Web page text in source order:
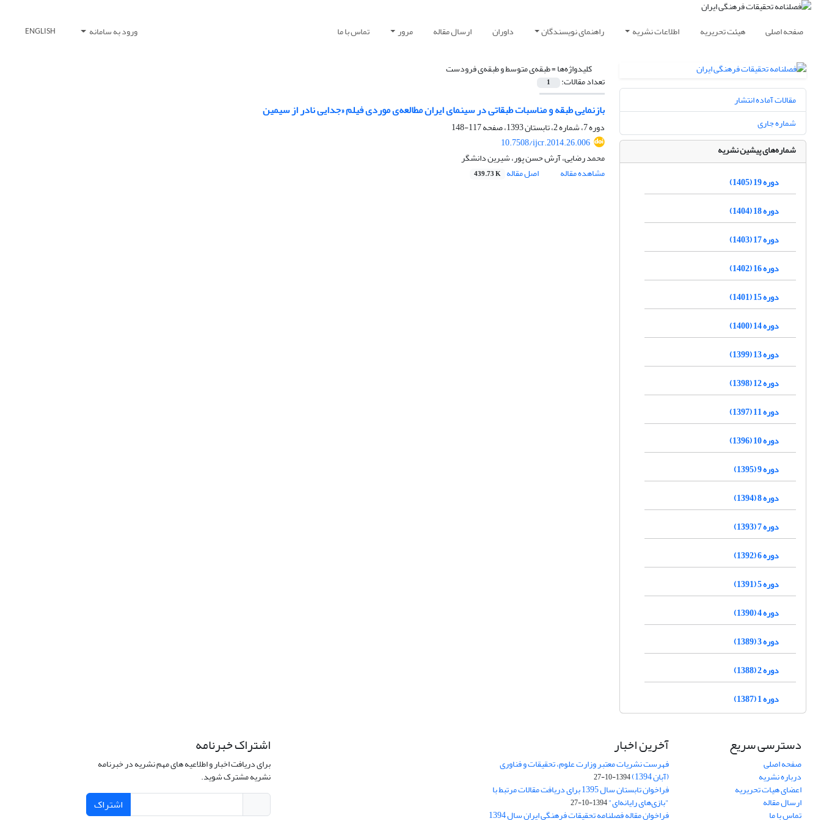
صفحه اصلی هیئت تحریریه اطلاعات نشریه راهنمای نویسندگان داوران ارسال مقاله مرور تماس با ما ورود به سامانه ENGLISH
کلیدواژه‌ها =طبقه‌ی متوسط و طبقه‌ی فرودست
تعداد مقالات: 1
بازنمایی طبقه و مناسبات طبقاتی در سینمای ایران مطالعه‌ی موردی فیلم «جدایی نادر از سیمین
دوره 7، شماره 2، تابستان 1393، صفحه
117-148
10.7508/ijcr.2014.26.006
محمد رضایی، آرش حسن پور، شیرین دانشگر
مشاهده مقاله
اصل مقاله 439.73 K
مقالات آماده انتشار
شماره جاری
شماره‌های پیشین نشریه
دوره 19 (1405)
دوره 18 (1404)
دوره 17 (1403)
دوره 16 (1402)
دوره 15 (1401)
دوره 14 (1400)
دوره 13 (1399)
دوره 12 (1398)
دوره 11 (1397)
دوره 10 (1396)
دوره 9 (1395)
دوره 8 (1394)
دوره 7 (1393)
دوره 6 (1392)
دوره 5 (1391)
دوره 4 (1390)
دوره 3 (1389)
دوره 2 (1388)
دوره 1 (1387)
دسترسی سریع
صفحه اصلی
درباره نشریه
اعضای هیات تحریریه
ارسال مقاله
تماس با ما
آخرین اخبار
فهرست نشریات معتبر وزارت علوم، تحقیقات و فناوری
(آبان 1394) 1394-10-27
فراخوان تابستان سال 1395 برای دریافت مقالات مرتبط با
"بازی‌های رایانه‌ای"1394-10-27
فراخوان مقاله فصلنامه تحقیقات فرهنگی ایران سال 1394
اشتراک خبرنامه
برای دریافت اخبار و اطلاعیه های مهم نشریه در خبرنامه
نشریه مشترک شوید.
اشتراک